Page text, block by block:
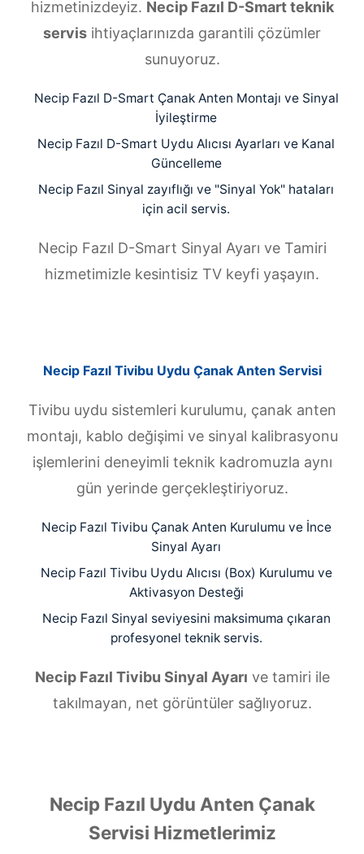
hizmetinizdeyiz. Necip Fazıl D-Smart teknik
servis ihtiyaçlarınızda garantili çözümler
sunuyoruz.
Necip Fazıl D-Smart Çanak Anten Montajı ve Sinyal
İyileştirme
Necip Fazıl D-Smart Uydu Alıcısı Ayarları ve Kanal
Güncelleme
Necip Fazıl Sinyal zayıflığı ve "Sinyal Yok" hataları
için acil servis.
Necip Fazıl D-Smart Sinyal Ayarı ve Tamiri
hizmetimizle kesintisiz TV keyfi yaşayın.
Necip Fazıl Tivibu Uydu Çanak Anten Servisi
Tivibu uydu sistemleri kurulumu, çanak anten
montajı, kablo değişimi ve sinyal kalibrasyonu
işlemlerini deneyimli teknik kadromuzla aynı
gün yerinde gerçekleştiriyoruz.
Necip Fazıl Tivibu Çanak Anten Kurulumu ve İnce
Sinyal Ayarı
Necip Fazıl Tivibu Uydu Alıcısı (Box) Kurulumu ve
Aktivasyon Desteği
Necip Fazıl Sinyal seviyesini maksimuma çıkaran
profesyonel teknik servis.
Necip Fazıl Tivibu Sinyal Ayarı ve tamiri ile
takılmayan, net görüntüler sağlıyoruz.
Necip Fazıl Uydu Anten Çanak
Servisi Hizmetlerimiz